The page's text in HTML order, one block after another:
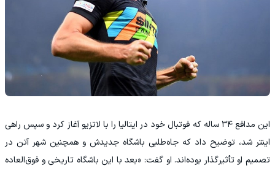
این مدافع ۳۴ ساله که فوتبال خود در ایتالیا را با لاتزیو آغاز کرد و سپس راهی
اینتر شد، توضیح داد که جاه‌طلبی باشگاه جدیدش و همچنین شهر آتن در
تصمیم او تأثیرگذار بوده‌اند. او گفت: «بعد با این باشگاه تاریخی و فوق‌العاده